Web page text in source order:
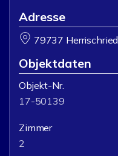
Adresse
79737 Herrischried
Objektdaten
Objekt-Nr.
17-50139
Zimmer
2